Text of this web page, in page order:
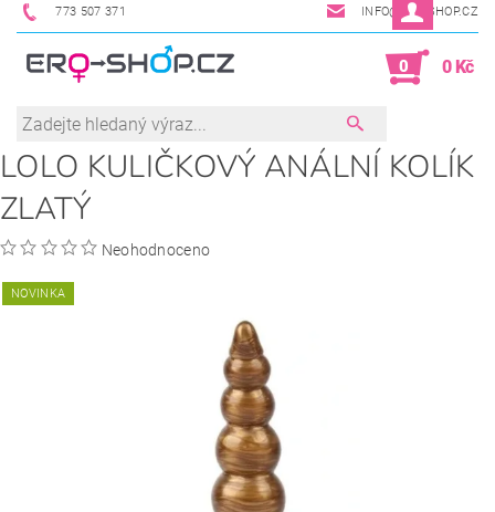
773 507 371 INFO@ERO-SHOP.CZ
0 0 Kč
LOLO KULIČKOVÝ ANÁLNÍ KOLÍK
ZLATÝ
Neohodnoceno
NOVINKA